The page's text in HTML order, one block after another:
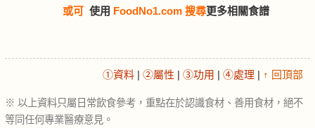
或可 使用 FoodNo1.com 搜尋更多相關食譜
①資料 | ②屬性 | ③功用 | ④處理 | ↑ 回頂部
※ 以上資料只屬日常飲食參考，重點在於認識食材、善用食材，絕不
等同任何專業醫療意見。